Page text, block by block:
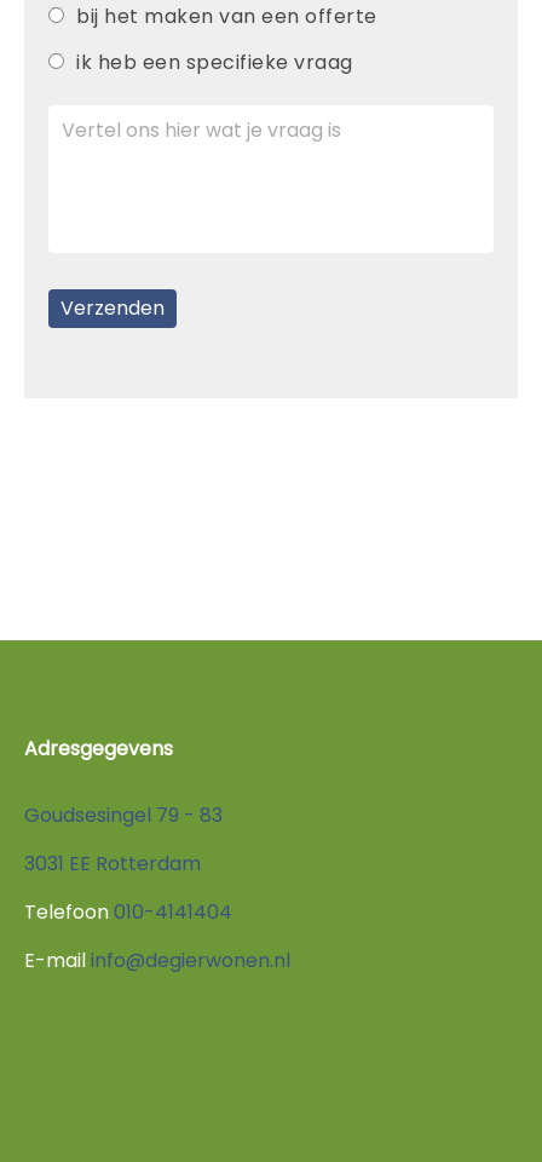
bij het maken van een offerte
ik heb een specifieke vraag
Adresgegevens
Goudsesingel 79 - 83
3031 EE Rotterdam
Telefoon 010-4141404
E-mailinfo@degierwonen.nl